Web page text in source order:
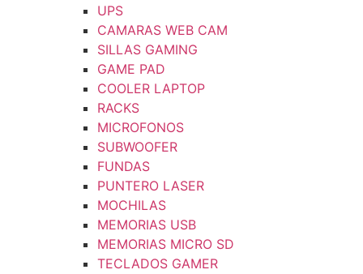
UPS
CAMARAS WEB CAM
SILLAS GAMING
GAME PAD
COOLER LAPTOP
RACKS
MICROFONOS
SUBWOOFER
FUNDAS
PUNTERO LASER
MOCHILAS
MEMORIAS USB
MEMORIAS MICRO SD
TECLADOS GAMER